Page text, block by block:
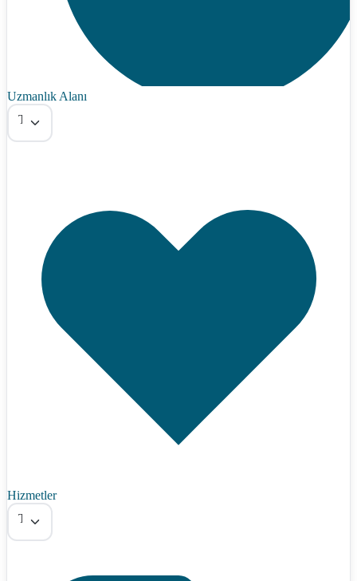
Uzmanlık Alanı
Tümü
Hizmetler
Tümü